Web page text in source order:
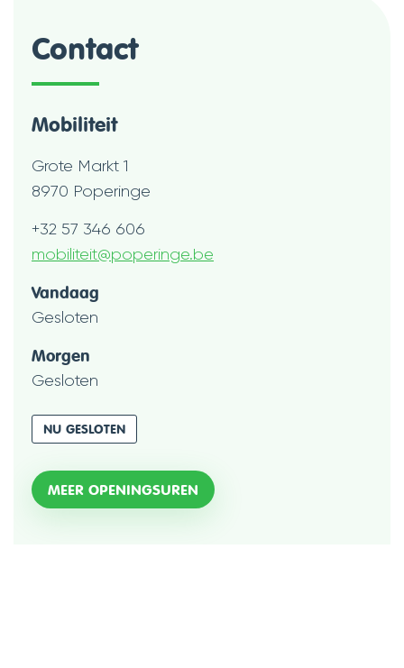
Contact
Mobiliteit
Adres
Grote Markt 1
,8970 Poperinge
Tel.
+32 57 346 606
E-
mobiliteit@poperinge.be
Openingsuren
Vandaag
Gesloten
Morgen
Gesloten
NU GESLOTEN
MEER OPENINGSUREN MOBILITEIT